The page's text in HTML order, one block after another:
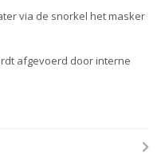
via de snorkel het masker
afgevoerd door interne